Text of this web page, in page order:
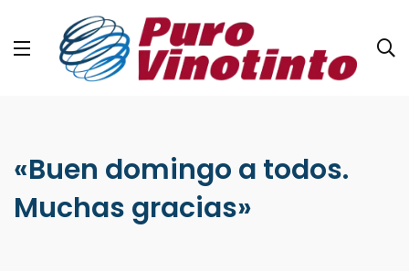
«Buen domingo a todos.
Muchas gracias»